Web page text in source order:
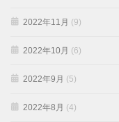
2022年11月 (9)
2022年10月 (6)
2022年9月 (5)
2022年8月 (4)